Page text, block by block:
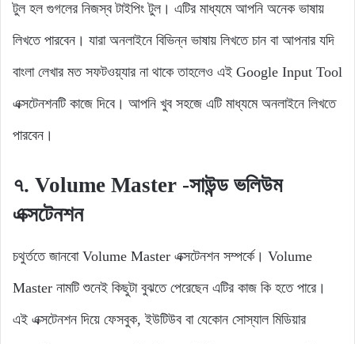
টুল হল গুগলের নিজস্ব টাইপিং টুল। এটির মাধ্যমে আপনি অনেক ভাষায়
লিখতে পারবেন। যারা অনলাইনে বিভিন্ন ভাষায় লিখতে চান বা আপনার যদি
বাংলা লেখার মত সফটওয়্যার না থাকে তাহলেও এই Google Input Tool
এক্সটেনশনটি কাজে দিবে। আপনি খুব সহজে এটি মাধ্যমে অনলাইনে লিখতে
পারবেন।
৭. Volume Master -সাউন্ড ভলিউম
এক্সটেনশন
চথুর্ততে জানবো Volume Master এক্সটেনশন সম্পর্কে। Volume
Master নামটি শুনেই কিছুটা বুঝতে পেরেছেন এটির কাজ কি হতে পারে।
এই এক্সটেনশন দিয়ে ফেসবুক, ইউটিউব বা যেকোন সোস্যাল মিডিয়ার